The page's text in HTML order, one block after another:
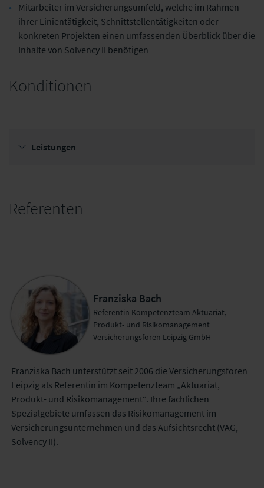
Mitarbeiter im Versicherungsumfeld, welche im Rahmen
ihrer Linientätigkeit, Schnittstellentätigkeiten oder
konkreten Projekten einen umfassenden Überblick über die
Inhalte von Solvency II benötigen
Konditionen
Leistungen
Referenten
Franziska Bach
Referentin Kompetenzteam Aktuariat,
Produkt- und Risikomanagement
Versicherungsforen Leipzig GmbH
Franziska Bach unterstützt seit 2006 die Versicherungsforen
Leipzig als Referentin im Kompetenzteam „Aktuariat,
Produkt- und Risikomanagement“. Ihre fachlichen
Spezialgebiete umfassen das Risikomanagement im
Versicherungsunternehmen und das Aufsichtsrecht (VAG,
Solvency II).